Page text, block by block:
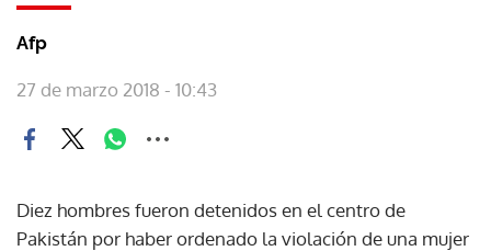
Afp
27 de marzo 2018 - 10:43
Diez hombres fueron detenidos en el centro de
Pakistán por haber ordenado la violación de una mujer